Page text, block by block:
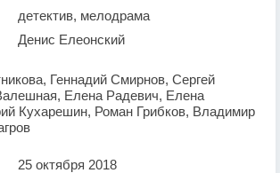
детектив, мелодрама
Денис Елеонский
Геннадий Смирнов, Сергей
Елена Радевич, Елена
Кухарешин, Роман Грибков, Владимир
25 октября 2018